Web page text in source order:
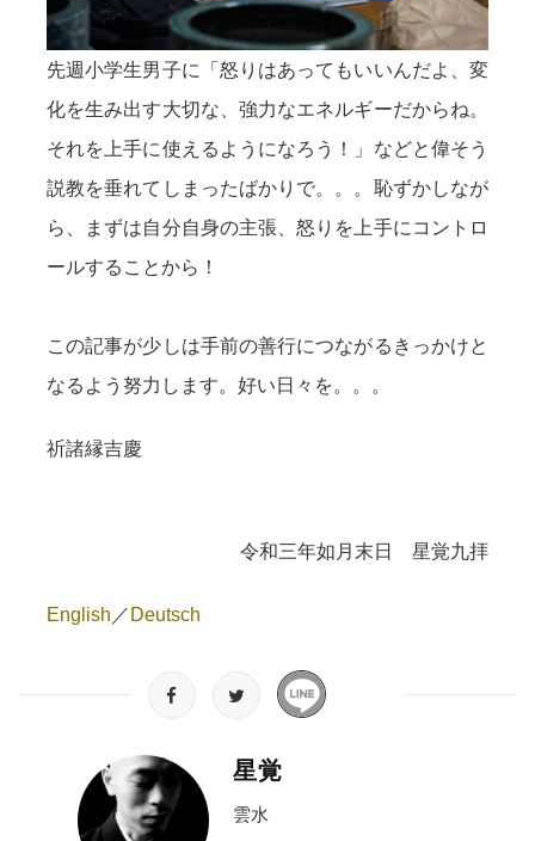
先週小学生男子に「怒りはあってもいいんだよ、変
化を生み出す大切な、強力なエネルギーだからね。
それを上手に使えるようになろう！」などと偉そう
説教を垂れてしまったばかりで。。。恥ずかしなが
ら、まずは自分自身の主張、怒りを上手にコントロ
ールすることから！
この記事が少しは手前の善行につながるきっかけと
なるよう努力します。好い日々を。。。
祈諸縁吉慶
令和三年如月末日 星覚九拝
English ／ Deutsch
星覚
雲水